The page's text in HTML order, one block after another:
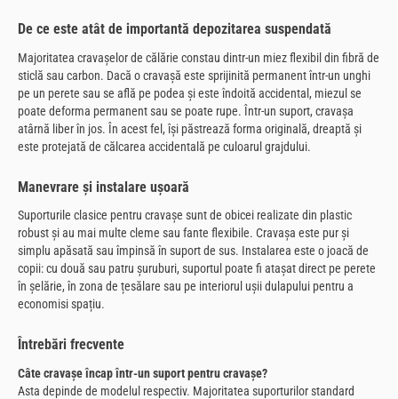
De ce este atât de importantă depozitarea suspendată
Majoritatea cravașelor de călărie constau dintr-un miez flexibil din fibră de
sticlă sau carbon. Dacă o cravașă este sprijinită permanent într-un unghi
pe un perete sau se află pe podea și este îndoită accidental, miezul se
poate deforma permanent sau se poate rupe. Într-un suport, cravașa
atârnă liber în jos. În acest fel, își păstrează forma originală, dreaptă și
este protejată de călcarea accidentală pe culoarul grajdului.
Manevrare și instalare ușoară
Suporturile clasice pentru cravașe sunt de obicei realizate din plastic
robust și au mai multe cleme sau fante flexibile. Cravașa este pur și
simplu apăsată sau împinsă în suport de sus. Instalarea este o joacă de
copii: cu două sau patru șuruburi, suportul poate fi atașat direct pe perete
în șelărie, în zona de țesălare sau pe interiorul ușii dulapului pentru a
economisi spațiu.
Întrebări frecvente
Câte cravașe încap într-un suport pentru cravașe?
Asta depinde de modelul respectiv. Majoritatea suporturilor standard